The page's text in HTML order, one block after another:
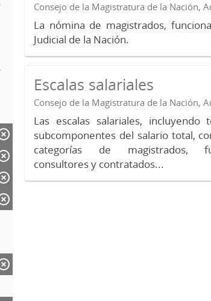
Consejo de la Magistratura de la Nación,
La nómina de magistrados,
Judicial de la Nación.
Escalas salariales
Consejo de la Magistratura de la Nación,
Las escalas salariales,
subcomponentes del salario total,
categorías de magistrados,
consultores y contratados...